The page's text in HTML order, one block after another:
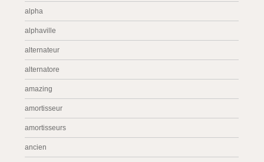
alpha
alphaville
alternateur
alternatore
amazing
amortisseur
amortisseurs
ancien